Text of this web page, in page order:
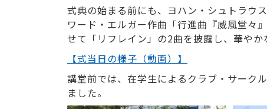
式典の始まる前にも、ヨハン・シュトラウ
ワード・エルガー作曲「行進曲『威風堂々
せて「リフレイン」の2曲を披露し、華やか
【式当日の様子（動画）】
講堂前では、在学生によるクラブ・サーク
ました。